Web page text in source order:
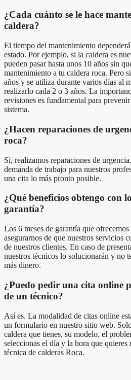
¿Cada cuánto se le hace
caldera?
El tiempo del mantenimiento
estado. Por ejemplo, si la caldera es
pueden pasar hasta unos 10 años sin
mantenimiento a tu caldera roca. Pero
años y se utiliza durante varios días al
realizarlo cada 2 o 3 años. La
revisiones es fundamental para
sistema.
¿Hacen reparaciones de
roca?
Sí, realizamos reparaciones de
demanda de trabajo para nuestros
una cita lo más pronto posible.
¿Qué beneficios obtengo con
garantía?
Los 6 meses de garantía que
asegurarnos de que nuestros servicios
de nuestros clientes. En caso de
nuestros técnicos lo solucionarán y no
más dinero.
¿Puedo pedir una cita online
de un técnico?
Así es. La modalidad de citas online
un formulario en nuestro sitio web.
caldera que tienes, su modelo, el
seleccionas el día y la hora que quieres
técnica de calderas Roca.